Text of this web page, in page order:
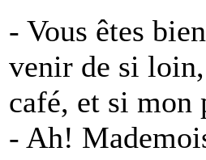
- Vous êtes
venir de si
café, et si mon
- Ah!